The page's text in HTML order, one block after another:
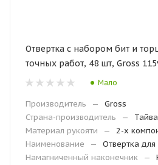
Отвертка с набором бит и
точных работ, 48 шт, Gross
Мало
Производитель —
Gross
Страна-производитель
—
Материал рукояти
—
2-х
Наименование
—
Отвертка
Намагниченный наконечник
—